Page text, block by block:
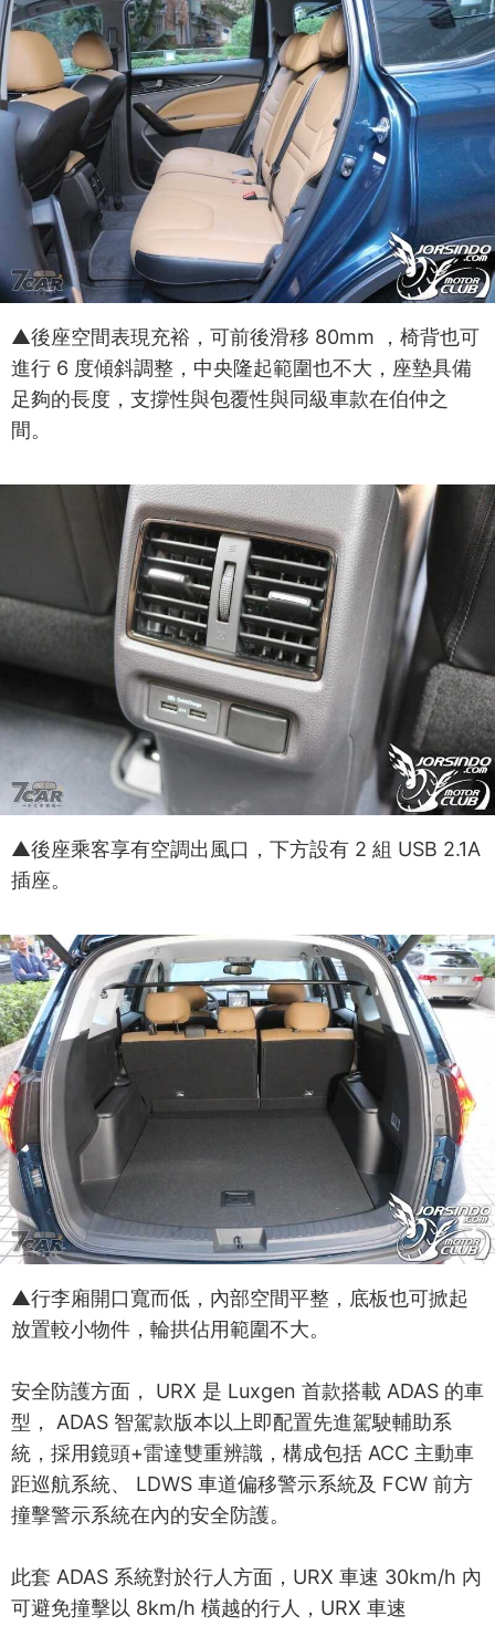
▲後座空間表現充裕，可前後滑移 80mm ，椅背也可
進行 6 度傾斜調整，中央隆起範圍也不大，座墊具備
足夠的長度，支撐性與包覆性與同級車款在伯仲之
間。
▲後座乘客享有空調出風口，下方設有 2 組 USB 2.1A
插座。
▲行李廂開口寬而低，內部空間平整，底板也可掀起
放置較小物件，輪拱佔用範圍不大。
安全防護方面， URX 是 Luxgen 首款搭載 ADAS 的車
型， ADAS 智駕款版本以上即配置先進駕駛輔助系
統，採用鏡頭+雷達雙重辨識，構成包括 ACC 主動車
距巡航系統、 LDWS 車道偏移警示系統及 FCW 前方
撞擊警示系統在內的安全防護。
此套 ADAS 系統對於行人方面，URX 車速 30km/h 內
可避免撞擊以 8km/h 橫越的行人，URX 車速